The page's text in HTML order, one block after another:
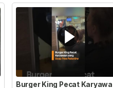
Burger King Pecat